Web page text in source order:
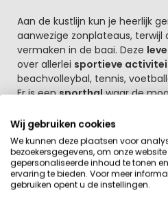
Aan de kustlijn kun je heerlijk
aanwezige zonplateaus, terwijl
vermaken in de baai. Deze
over allerlei sportieve
beachvolleybal, tennis,
Er is eensporthalwaar de
verschillende sporten te
badminton, aerobics, etc. Voor
leuke speeltuin en een
petto heeft om de kinderen
bezorgen.
Dagje Porec, of Pula of
Wij gebruiken cookies
We kunnen deze plaatsen voor
bezoekersgegevens, om onze website
gepersonaliseerde inhoud te tonen
ervaring te bieden. Voor meer
gebruiken opent u de instellingen.